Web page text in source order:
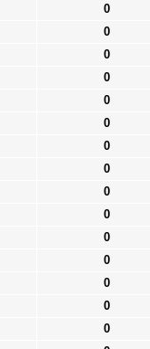
0
0
0
0
0
0
0
0
0
0
0
0
0
0
0